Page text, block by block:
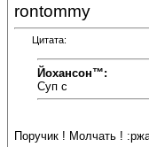
rontommy
Цитата:
Йохансон™:
Суп с
Поручик ! Молчать !